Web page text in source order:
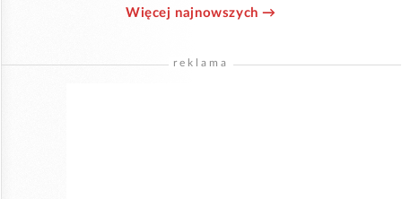
Więcej najnowszych →
reklama